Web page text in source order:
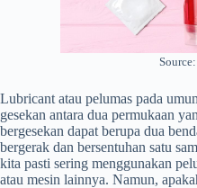
Source:
Lubricant atau pelumas pada
gesekan antara dua permukaan
bergesekan dapat berupa dua
bergerak dan bersentuhan satu
kita pasti sering menggunakan
atau mesin lainnya. Namun,